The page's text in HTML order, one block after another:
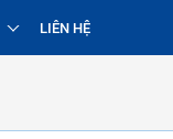
LIÊN HỆ